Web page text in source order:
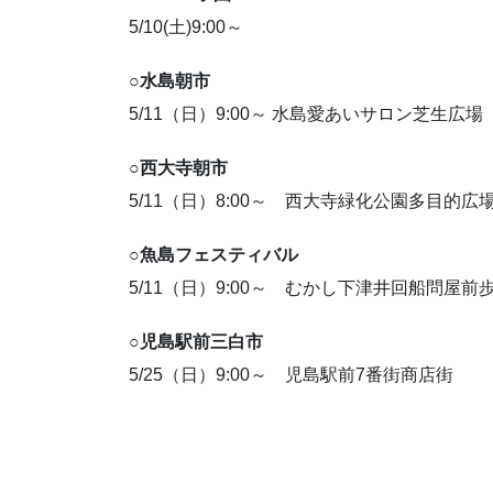
5/10(土)9:00～
○水島朝市
5/11（日）9:00～ 水島愛あいサロン芝生広場
○西大寺朝市
5/11（日）8:00～ 西大寺緑化公園多目的広
○魚島フェスティバル
5/11（日）9:00～ むかし下津井回船問屋前
○児島駅前三白市
5/25（日）9:00～ 児島駅前7番街商店街